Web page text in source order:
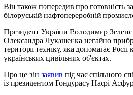
Він також попередив про готовність
білоруській нафтопереробній
Президент України Володимир
Олександра Лукашенка негайно
території техніку, яка допомагає
українських цивільних об'єктах.
Про це він заявив під час спільного
із президентом Гондурасу Насрі